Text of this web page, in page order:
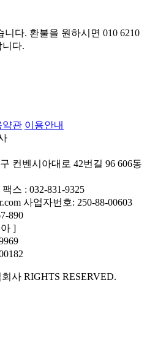
다. 환불을 원하시면 010 6210
니다.
약관 이용안내
컨벤시아대로 42번길 96 606동
스 : 032-831-9325
사업자번호: 250-88-00603
890
]
사 RIGHTS RESERVED.